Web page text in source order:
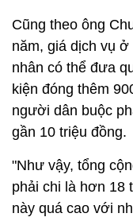
Cũng theo ông
năm, giá dịch vụ
nhân có thể đưa
kiện đóng thêm
người dân buộc
gần 10 triệu đồng.
"Như vậy, tổng
phải chi là hơn 18
này quá cao với